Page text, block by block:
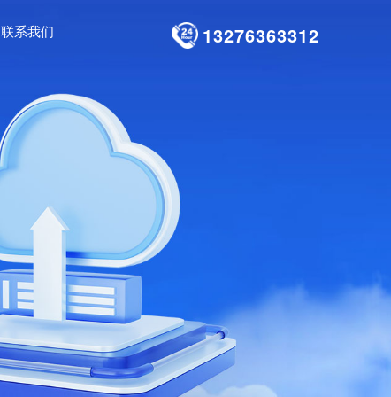
13276363312
联系我们